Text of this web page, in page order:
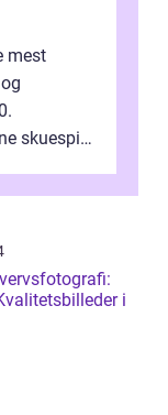
mest
skuespil.
i